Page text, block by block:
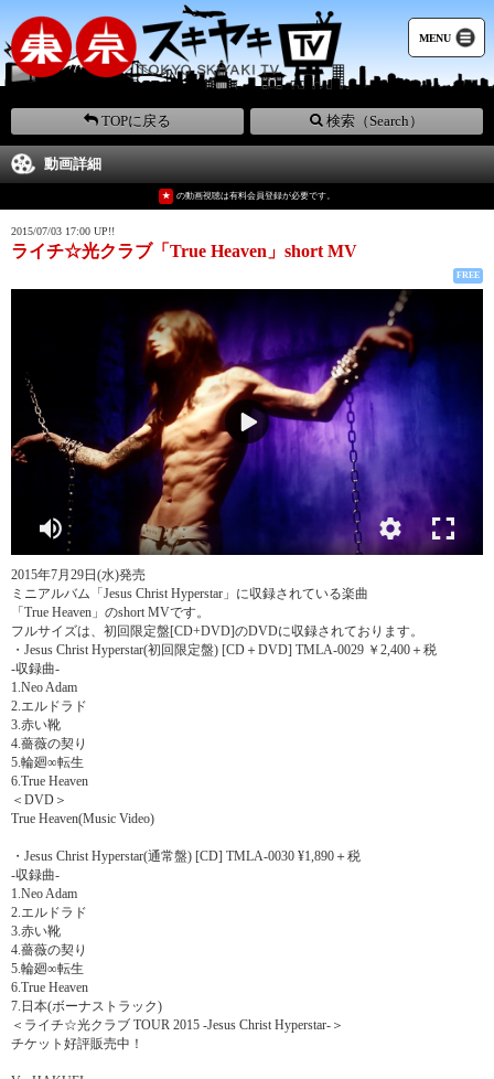
MENU
TOPに戻る 検索（Search）
動画詳細
★ の動画視聴は有料会員登録が必要です。
2015/07/03 17:00 UP!!
ライチ☆光クラブ「True Heaven」short MV
FREE
2015年7月29日(水)発売
ミニアルバム「Jesus Christ Hyperstar」に収録されている楽曲
「True Heaven」のshort MVです。
フルサイズは、初回限定盤[CD+DVD]のDVDに収録されております。
・Jesus Christ Hyperstar(初回限定盤) [CD＋DVD] TMLA-0029 ￥2,400＋税
-収録曲-
1.Neo Adam
2.エルドラド
3.赤い靴
4.薔薇の契り
5.輪廻∞転生
6.True Heaven
＜DVD＞
True Heaven(Music Video)
・Jesus Christ Hyperstar(通常盤) [CD] TMLA-0030 ¥1,890＋税
-収録曲-
1.Neo Adam
2.エルドラド
3.赤い靴
4.薔薇の契り
5.輪廻∞転生
6.True Heaven
7.日本(ボーナストラック)
＜ライチ☆光クラブ TOUR 2015 -Jesus Christ Hyperstar-＞
チケット好評販売中！